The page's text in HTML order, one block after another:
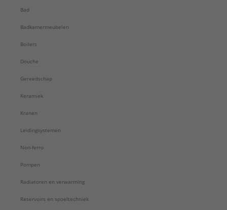
Bad
Badkamermeubelen
Boilers
Douche
Gereedschap
Keramiek
Kranen
Leidingsystemen
Non-ferro
Pompen
Radiatoren en verwarming
Reservoirs en spoeltechniek